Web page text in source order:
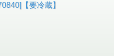
【要冷蔵】